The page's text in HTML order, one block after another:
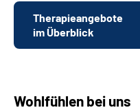
Therapieangebote
im Überblick
Wohlfühlen bei uns